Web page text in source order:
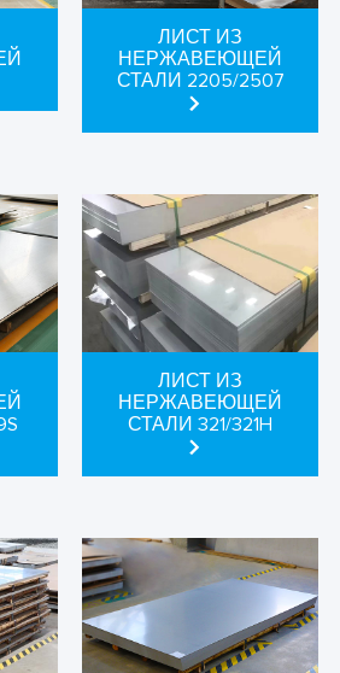
ЛИСТ ИЗ
НЕРЖАВЕЮЩЕЙ
СТАЛИ 2205/2507
ЛИСТ ИЗ
НЕРЖАВЕЮЩЕЙ
СТАЛИ 321/321H